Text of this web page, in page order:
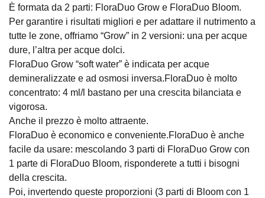
È formata da 2 parti: FloraDuo Grow e FloraDuo Bloom.
Per garantire i risultati migliori e per adattare il nutrimento a
tutte le zone, offriamo “Grow” in 2 versioni: una per acque
dure, l’altra per acque dolci.
FloraDuo Grow “soft water” è indicata per acque
demineralizzate e ad osmosi inversa.FloraDuo è molto
concentrato: 4 ml/l bastano per una crescita bilanciata e
vigorosa.
Anche il prezzo è molto attraente.
FloraDuo è economico e conveniente.FloraDuo è anche
facile da usare: mescolando 3 parti di FloraDuo Grow con
1 parte di FloraDuo Bloom, risponderete a tutti i bisogni
della crescita.
Poi, invertendo queste proporzioni (3 parti di Bloom con 1